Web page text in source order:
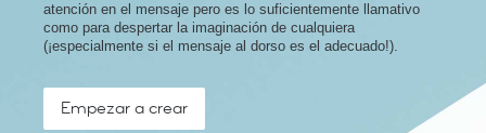
atención en el mensaje pero es lo suficientemente llamativo
como para despertar la imaginación de cualquiera
(¡especialmente si el mensaje al dorso es el adecuado!).
Empezar a crear